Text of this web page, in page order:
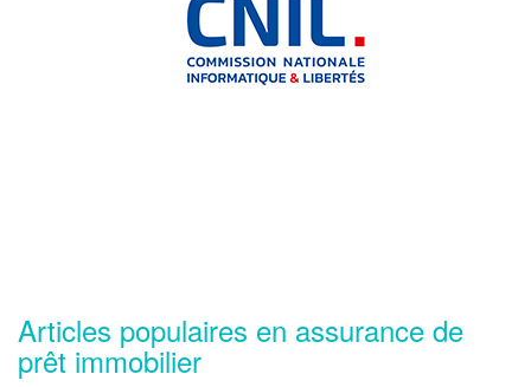
Articles populaires en assurance de
prêt immobilier